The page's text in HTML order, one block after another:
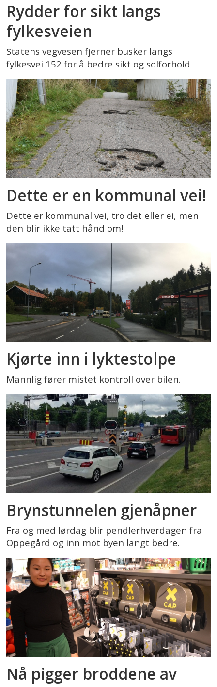
Rydder for sikt langs
fylkesveien
Statens vegvesen fjerner busker langs
fylkesvei 152 for å bedre sikt og solforhold.
Dette er en kommunal vei!
Dette er kommunal vei, tro det eller ei, men
den blir ikke tatt hånd om!
Kjørte inn i lyktestolpe
Mannlig fører mistet kontroll over bilen.
Brynstunnelen gjenåpner
Fra og med lørdag blir pendlerhverdagen fra
Oppegård og inn mot byen langt bedre.
Nå pigger broddene av